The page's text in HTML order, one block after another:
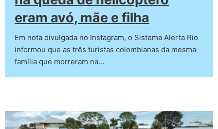
eram avó, mãe e filha
Em nota divulgada no Instagram, o Sistema Alerta Rio
informou que as três turistas colombianas da mesma
família que morreram na…